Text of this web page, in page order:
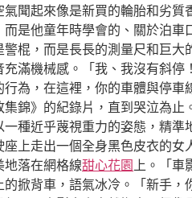
聞起來像是新買的輪胎和劣質
是他童年時學會的、關於泊車
棍，而是長長的測量尺和巨大
滿機械感。「我、我沒有斜停
為，在這裡，你的車體與停
錦》的紀錄片，直到哭泣為止
種近乎蔑視重力的姿態，精準
上走出一個全身黑色皮衣的女
地落在網格線甜心花園 上。「
掀背車，語氣冰冷。「新手，